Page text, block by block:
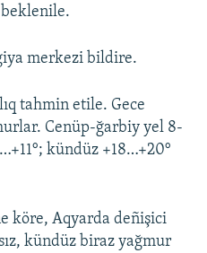
merkezi bildire.
tahmin etile. Gece
Cenüp-ğarbiy yel 8-
kündüz +18…+20°
köre, Aqyarda deñişici
kündüz biraz yağmur